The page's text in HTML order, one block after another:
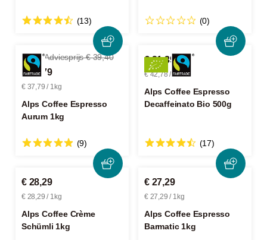
(13) (0)
-4% Adviesprijs € 39,40
€ 37,79
€ 37,79 / 1kg
Alps Coffee Espresso
Aurum 1kg
(9)
€ 21,39
€ 42,78 / 1kg
Alps Coffee Espresso
Decaffeinato Bio 500g
(17)
€ 28,29
€ 28,29 / 1kg
Alps Coffee Crème
Schümli 1kg
€ 27,29
€ 27,29 / 1kg
Alps Coffee Espresso
Barmatic 1kg